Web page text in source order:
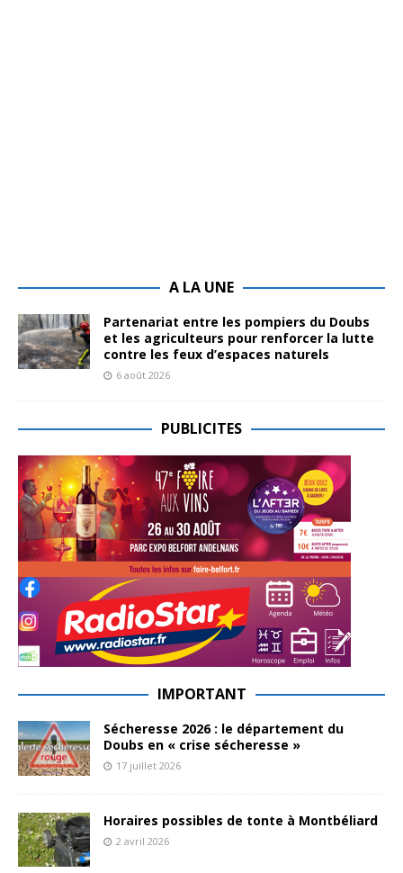
A LA UNE
Partenariat entre les pompiers du Doubs
et les agriculteurs pour renforcer la lutte
contre les feux d’espaces naturels
6 août 2026
PUBLICITES
IMPORTANT
Sécheresse 2026 : le département du
Doubs en « crise sécheresse »
17 juillet 2026
Horaires possibles de tonte à Montbéliard
2 avril 2026